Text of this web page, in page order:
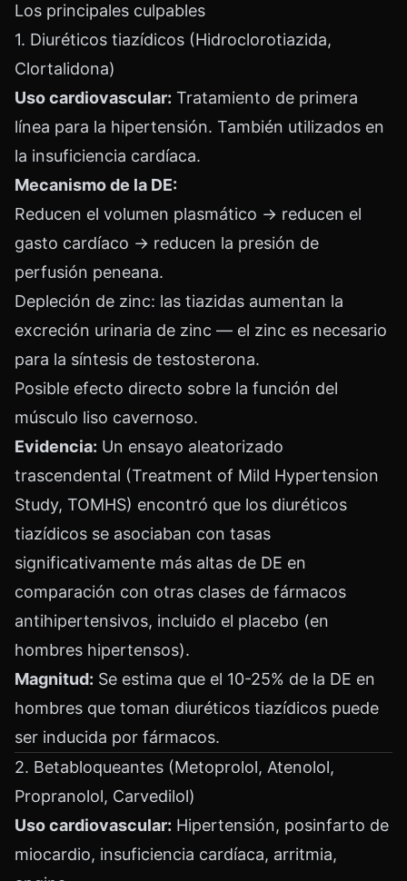
Los principales culpables
1. Diuréticos tiazídicos (Hidroclorotiazida,
Clortalidona)
Uso cardiovascular: Tratamiento de primera
línea para la hipertensión. También utilizados en
la insuficiencia cardíaca.
Mecanismo de la DE:
Reducen el volumen plasmático → reducen el
gasto cardíaco → reducen la presión de
perfusión peneana.
Depleción de zinc: las tiazidas aumentan la
excreción urinaria de zinc — el zinc es necesario
para la síntesis de testosterona.
Posible efecto directo sobre la función del
músculo liso cavernoso.
Evidencia: Un ensayo aleatorizado
trascendental (Treatment of Mild Hypertension
Study, TOMHS) encontró que los diuréticos
tiazídicos se asociaban con tasas
significativamente más altas de DE en
comparación con otras clases de fármacos
antihipertensivos, incluido el placebo (en
hombres hipertensos).
Magnitud: Se estima que el 10-25% de la DE en
hombres que toman diuréticos tiazídicos puede
ser inducida por fármacos.
2. Betabloqueantes (Metoprolol, Atenolol,
Propranolol, Carvedilol)
Uso cardiovascular: Hipertensión, posinfarto de
miocardio, insuficiencia cardíaca, arritmia,